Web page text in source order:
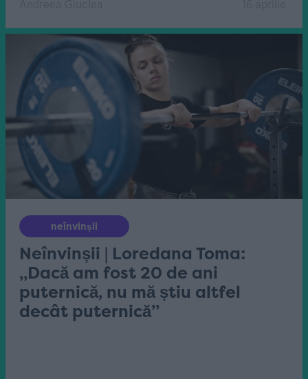
neînvinșii
Neînvinșii | Loredana Toma:
„Dacă am fost 20 de ani
puternică, nu mă știu altfel
decât puternică”